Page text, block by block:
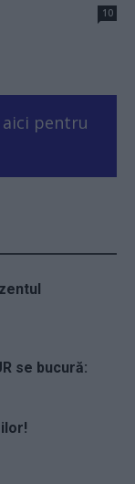
10
pentru
se bucură: